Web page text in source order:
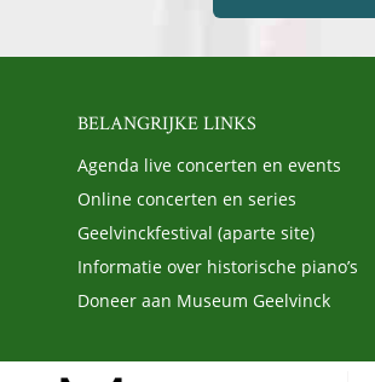
BELANGRIJKE LINKS
Agenda live concerten en events
Online concerten en series
Geelvinckfestival (aparte site)
Informatie over historische piano’s
Doneer aan Museum Geelvinck